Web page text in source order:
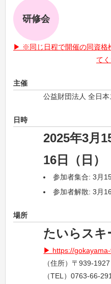
研修会
※同じ日程で開催の同資格
て
主催
公益財団法人 全日
日時
2025年3月
16日（日）
参加者集合: 3月
参加者解散: 3月
場所
たいらスキ
https://
（住所）〒939-
（TEL）0763-66-